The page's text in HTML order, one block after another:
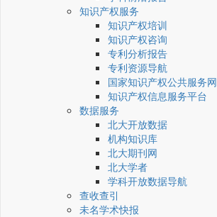
知识产权服务
知识产权培训
知识产权咨询
专利分析报告
专利资源导航
国家知识产权公共服务网
知识产权信息服务平台
数据服务
北大开放数据
机构知识库
北大期刊网
北大学者
学科开放数据导航
查收查引
未名学术快报